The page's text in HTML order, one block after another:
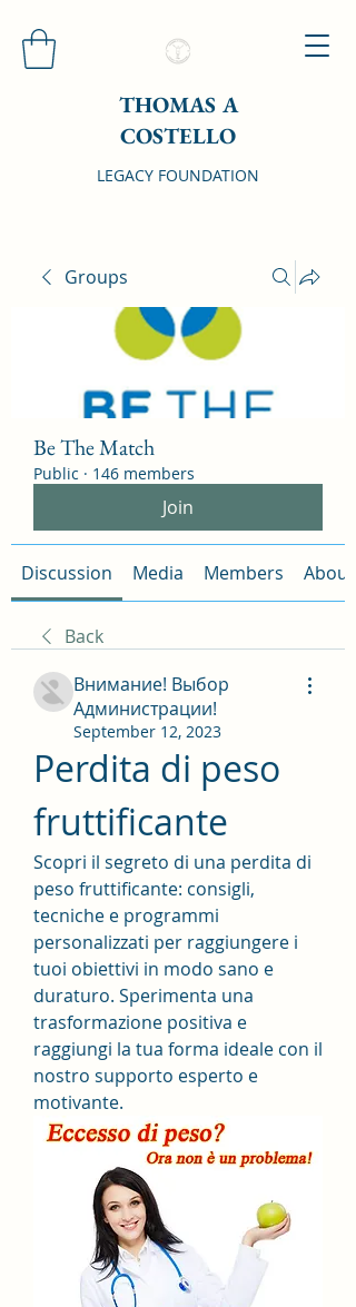
THOMAS A
COSTELLO
LEGACY FOUNDATION
Groups
Be The Match
Public · 146 members
Join
Discussion Media Members About
Back
Внимание! Выбор
Администрации!
September 12, 2023
Perdita di peso
fruttificante
Scopri il segreto di una perdita di
peso fruttificante: consigli,
tecniche e programmi
personalizzati per raggiungere i
tuoi obiettivi in modo sano e
duraturo. Sperimenta una
trasformazione positiva e
raggiungi la tua forma ideale con il
nostro supporto esperto e
motivante.